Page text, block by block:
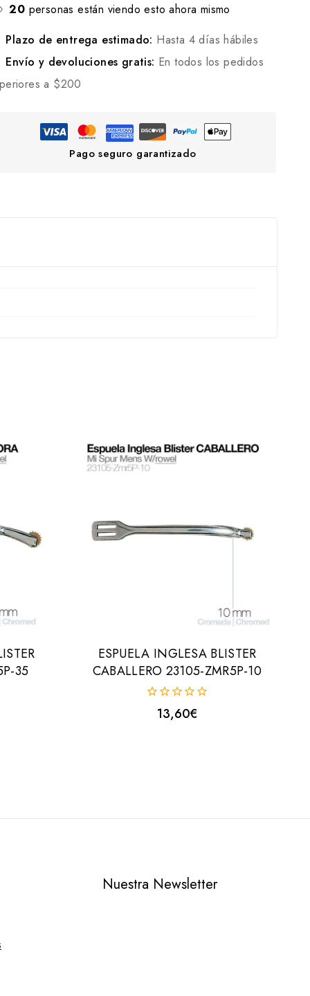
20 personas están viendo esto ahora mismo
Plazo de entrega estimado: Hasta 4 días hábiles
Envío y devoluciones gratis: En todos los pedidos
a $200
Pago seguro garantizado
35
ESPUELA INGLESA BLISTER
CABALLERO 23105-ZMR5P-10
fuera
13,60€
Nuestra Newsletter